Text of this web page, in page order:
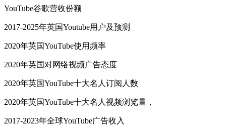
YouTube谷歌营收份额
2017-2025年英国Youtube用户及预测
2020年英国YouTube使用频率
2020年英国对网络视频广告态度
2020年英国YouTube十大名人订阅人数
2020年英国YouTube十大名人视频浏览量，
2017-2023年全球YouTube广告收入